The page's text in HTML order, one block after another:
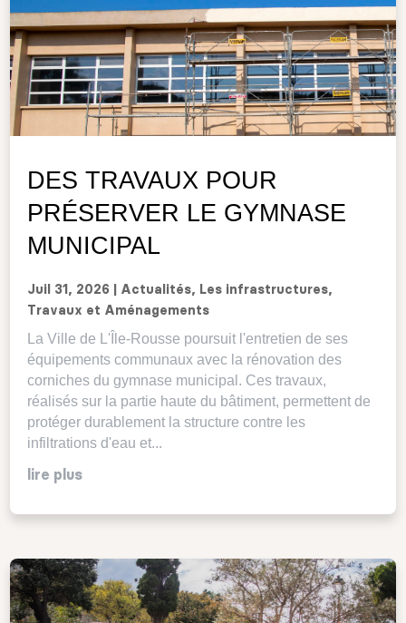
DES TRAVAUX POUR
PRÉSERVER LE GYMNASE
MUNICIPAL
Juil 31, 2026 Actualités, Les infrastructures,
Travaux et Aménagements
La Ville de L'Île-Rousse poursuit l'entretien de ses
équipements communaux avec la rénovation des
corniches du gymnase municipal. Ces travaux,
réalisés sur la partie haute du bâtiment, permettent de
protéger durablement la structure contre les
infiltrations d'eau et...
lire plus